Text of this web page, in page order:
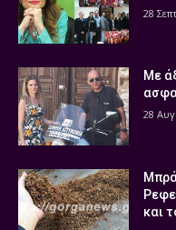
28
Με
28
και